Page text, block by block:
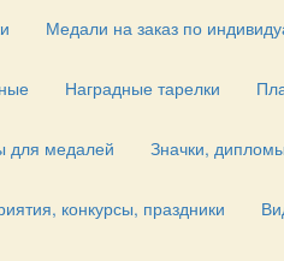
Медали на заказ по
Наградные тарелки
для медалей Значки,
конкурсы, праздники